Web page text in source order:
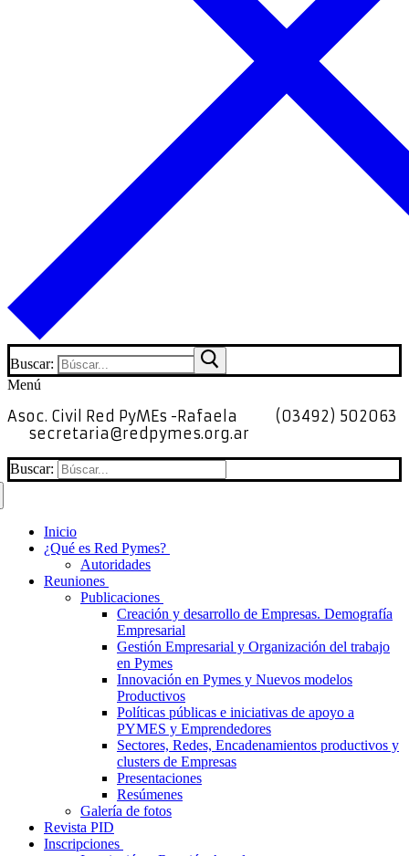
Buscar:
Menú
Asoc. Civil Red PyMEs -Rafaela
(03492) 502063
secretaria@redpymes.org.ar
Buscar:
Inicio
¿Qué es Red Pymes?
Autoridades
Reuniones
Publicaciones
Creación y desarrollo de Empresas. Demografía
Empresarial
Gestión Empresarial y Organización del trabajo
en Pymes
Innovación en Pymes y Nuevos modelos
Productivos
Políticas públicas e iniciativas de apoyo a
PYMES y Emprendedores
Sectores, Redes, Encadenamientos productivos y
clusters de Empresas
Presentaciones
Resúmenes
Galería de fotos
Revista PID
Inscripciones